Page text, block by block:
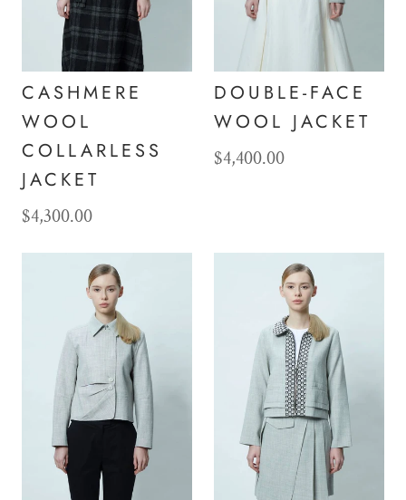
CASHMERE
WOOL
COLLARLESS
JACKET
$4,300.00
DOUBLE-FACE
WOOL JACKET
$4,400.00